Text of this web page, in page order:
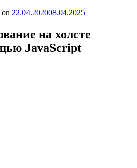
on 22.04.202008.04.2025
на холсте
JavaScript